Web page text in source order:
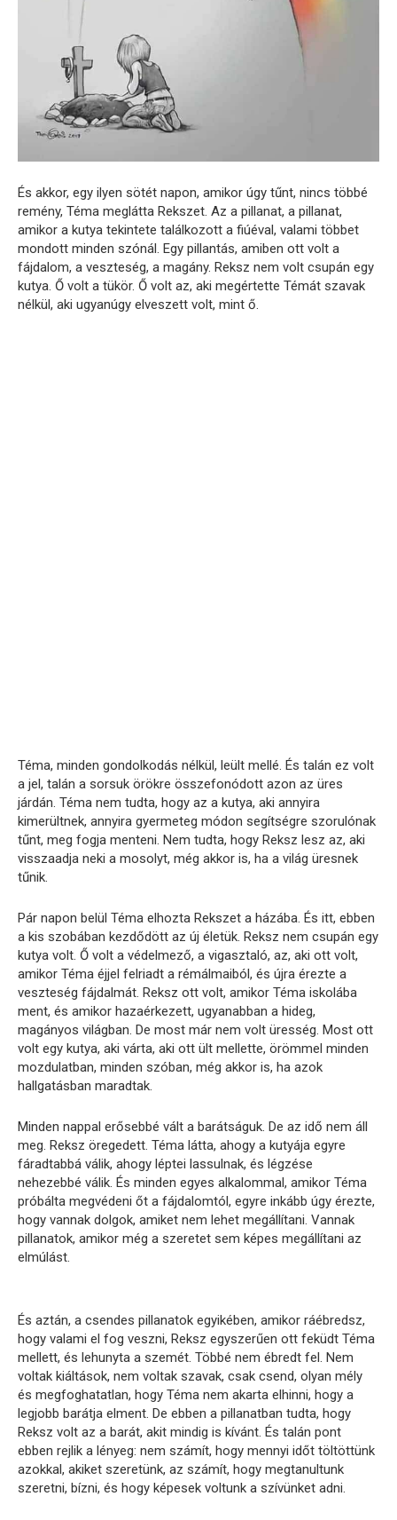
És akkor, egy ilyen sötét napon, amikor úgy tűnt, nincs többé
remény, Téma meglátta Rekszet. Az a pillanat, a pillanat,
amikor a kutya tekintete találkozott a fiúéval, valami többet
mondott minden szónál. Egy pillantás, amiben ott volt a
fájdalom, a veszteség, a magány. Reksz nem volt csupán egy
kutya. Ő volt a tükör. Ő volt az, aki megértette Témát szavak
nélkül, aki ugyanúgy elveszett volt, mint ő.
Téma, minden gondolkodás nélkül, leült mellé. És talán ez volt
a jel, talán a sorsuk örökre összefonódott azon az üres
járdán. Téma nem tudta, hogy az a kutya, aki annyira
kimerültnek, annyira gyermeteg módon segítségre szorulónak
tűnt, meg fogja menteni. Nem tudta, hogy Reksz lesz az, aki
visszaadja neki a mosolyt, még akkor is, ha a világ üresnek
tűnik.
Pár napon belül Téma elhozta Rekszet a házába. És itt, ebben
a kis szobában kezdődött az új életük. Reksz nem csupán egy
kutya volt. Ő volt a védelmező, a vigasztaló, az, aki ott volt,
amikor Téma éjjel felriadt a rémálmaiból, és újra érezte a
veszteség fájdalmát. Reksz ott volt, amikor Téma iskolába
ment, és amikor hazaérkezett, ugyanabban a hideg,
magányos világban. De most már nem volt üresség. Most ott
volt egy kutya, aki várta, aki ott ült mellette, örömmel minden
mozdulatban, minden szóban, még akkor is, ha azok
hallgatásban maradtak.
Minden nappal erősebbé vált a barátságuk. De az idő nem áll
meg. Reksz öregedett. Téma látta, ahogy a kutyája egyre
fáradtabbá válik, ahogy léptei lassulnak, és légzése
nehezebbé válik. És minden egyes alkalommal, amikor Téma
próbálta megvédeni őt a fájdalomtól, egyre inkább úgy érezte,
hogy vannak dolgok, amiket nem lehet megállítani. Vannak
pillanatok, amikor még a szeretet sem képes megállítani az
elmúlást.
És aztán, a csendes pillanatok egyikében, amikor ráébredsz,
hogy valami el fog veszni, Reksz egyszerűen ott feküdt Téma
mellett, és lehunyta a szemét. Többé nem ébredt fel. Nem
voltak kiáltások, nem voltak szavak, csak csend, olyan mély
és megfoghatatlan, hogy Téma nem akarta elhinni, hogy a
legjobb barátja elment. De ebben a pillanatban tudta, hogy
Reksz volt az a barát, akit mindig is kívánt. És talán pont
ebben rejlik a lényeg: nem számít, hogy mennyi időt töltöttünk
azokkal, akiket szeretünk, az számít, hogy megtanultunk
szeretni, bízni, és hogy képesek voltunk a szívünket adni.